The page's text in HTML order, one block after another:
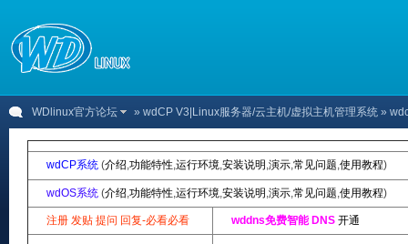
WDlinux官方论坛 » wdCP V3|Linux服务器/云主机/虚拟主机管理系统 »
wdCP系统 (介绍,功能特性,运行环境,安装说明 ,演示,常见问题,使用教程)
wdOS系统 (介绍,功能特性,运行环境,安装说明 ,演示,常见问题,使用教程)
注册 发贴 提问 回复-必看必看 wddns免费智能 DNS 开通